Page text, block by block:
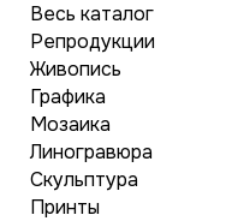
Весь каталог
Репродукции
Живопись
Графика
Мозаика
Линогравюра
Скульптура
Принты